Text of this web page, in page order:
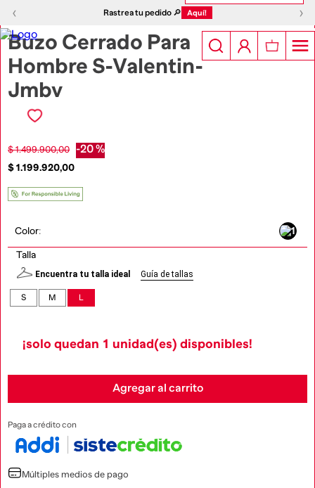
‹ Rastrea tu pedido 🔎 Aquí! ›
‹ ›
Buzo Cerrado Para
Hombre S-Valentin-
Jmbv
$ 1.499.900,00 -20 %
$1.199.920,00
Color:
Talla
Encuentra tu talla ideal Guía de tallas
S M L
¡solo quedan 1 unidad(es) disponibles!
Agregar al carrito
Paga a crédito con
Múltiples medios de pago